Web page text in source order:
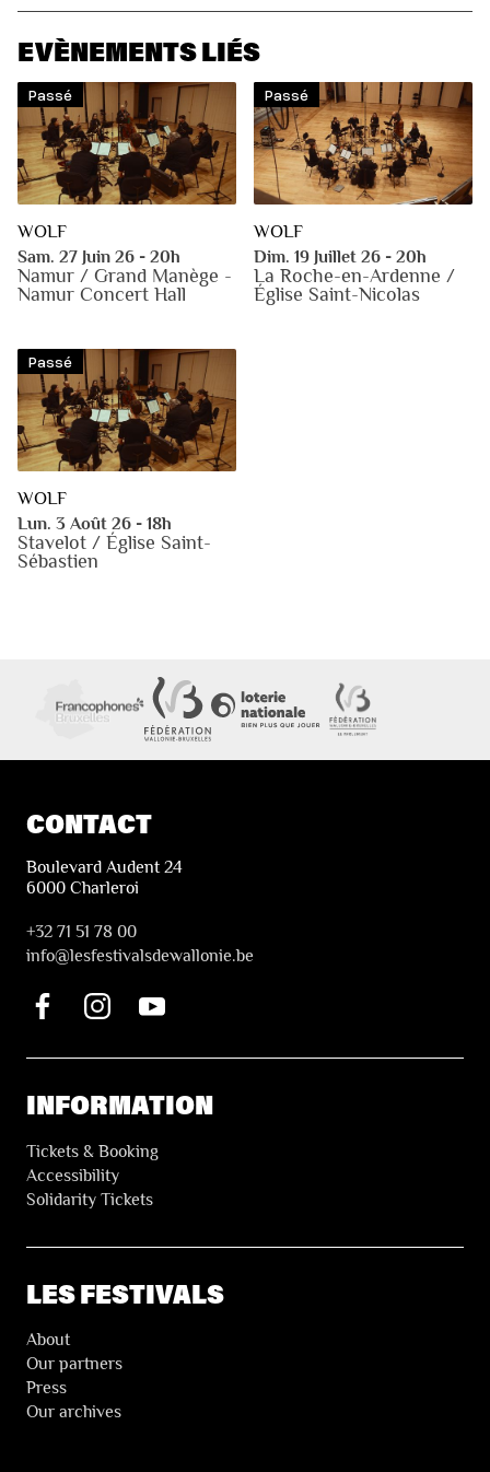
EVÈNEMENTS LIÉS
Passé
WOLF
Sam. 27 Juin 26 - 20h
Namur / Grand Manège -
Namur Concert Hall
Passé
WOLF
Dim. 19 Juillet 26 - 20h
La Roche-en-Ardenne /
Église Saint-Nicolas
Passé
WOLF
Lun. 3 Août 26 - 18h
Stavelot / Église Saint-
Sébastien
CONTACT
Boulevard Audent 24
6000 Charleroi
+32 71 51 78 00
info@lesfestivalsdewallonie.be
INFORMATION
Tickets & Booking
Accessibility
Solidarity Tickets
LES FESTIVALS
About
Our partners
Press
Our archives